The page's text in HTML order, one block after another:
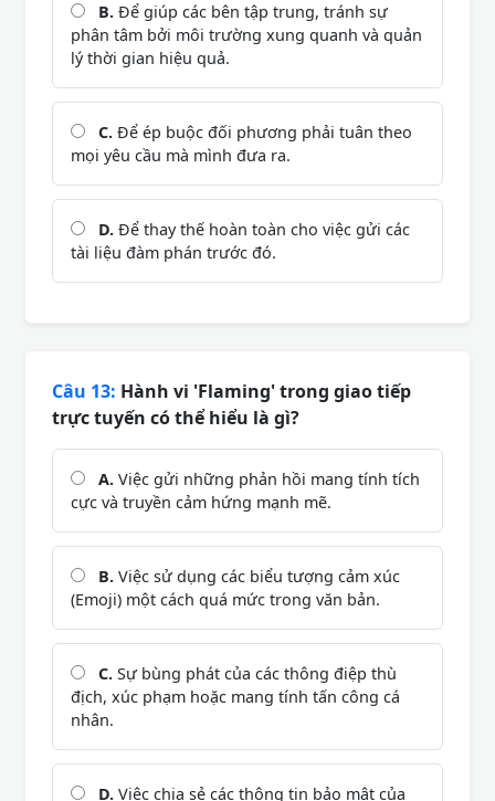
B. Để giúp các bên tập trung, tránh sự
phân tâm bởi môi trường xung quanh và quản
lý thời gian hiệu quả.
C. Để ép buộc đối phương phải tuân theo
mọi yêu cầu mà mình đưa ra.
D. Để thay thế hoàn toàn cho việc gửi các
tài liệu đàm phán trước đó.
Câu 13: Hành vi 'Flaming' trong giao tiếp
trực tuyến có thể hiểu là gì?
A. Việc gửi những phản hồi mang tính tích
cực và truyền cảm hứng mạnh mẽ.
B. Việc sử dụng các biểu tượng cảm xúc
(Emoji) một cách quá mức trong văn bản.
C. Sự bùng phát của các thông điệp thù
địch, xúc phạm hoặc mang tính tấn công cá
nhân.
D. Việc chia sẻ các thông tin bảo mật của